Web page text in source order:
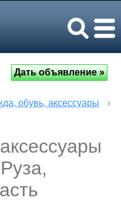
обувь, аксессуары
›